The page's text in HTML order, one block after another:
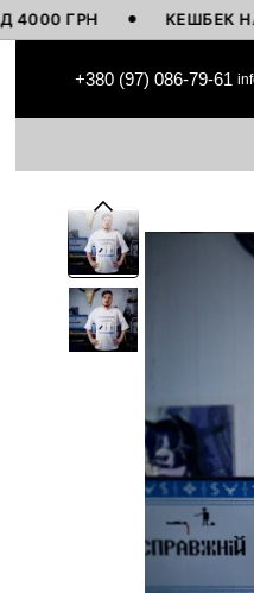
КЕШБЕК НА
+380 (97) 086-79-61